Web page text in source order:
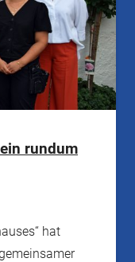
rundum
hat